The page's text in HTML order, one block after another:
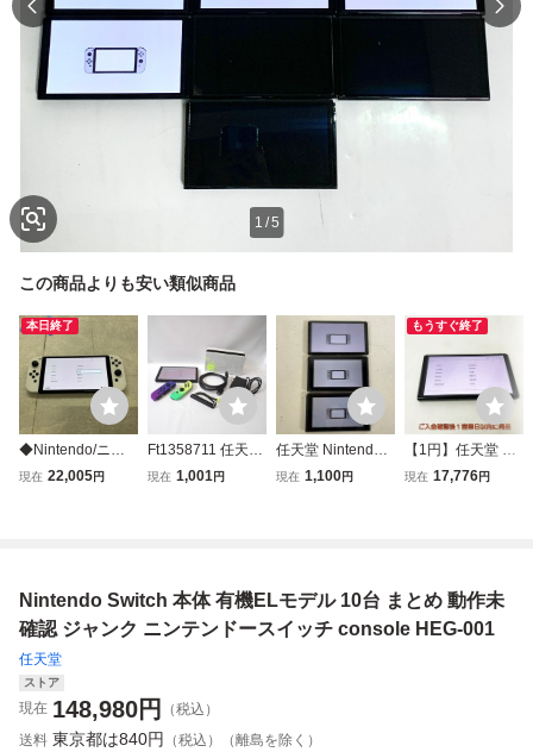
1 /5
この商品よりも安い類似商品
本日終了
◆Nintendo/ニン
テンドー/任天堂 N
現在 22,005円
Ft1358711 任天堂
Nintendo Switch
ndo 中古・難あり
現在 1,001円
任天堂 Nintendo S
witch ニンテンド
現在 1,100円
もうすぐ終了
【1円】任天堂 有
機ELモデル Ninte
現在 17,776円
Nintendo Switch 本体 有機ELモデル 10台 まとめ 動作未
確認 ジャンク ニンテンドースイッチ console HEG-001
任天堂
ストア
現在 148,980円
（税込）
送料 東京都は840円
（税込）（離島を除く）